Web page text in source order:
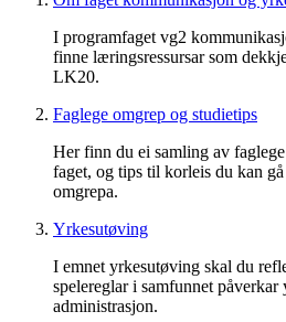
I programfaget vg2
finne læringsressursar som
LK20.
Faglege omgrep og studietips
Her finn du ei samling av
faget, og tips til korleis du kan
omgrepa.
Yrkesutøving
I emnet yrkesutøving skal du
spelereglar i samfunnet
administrasjon.